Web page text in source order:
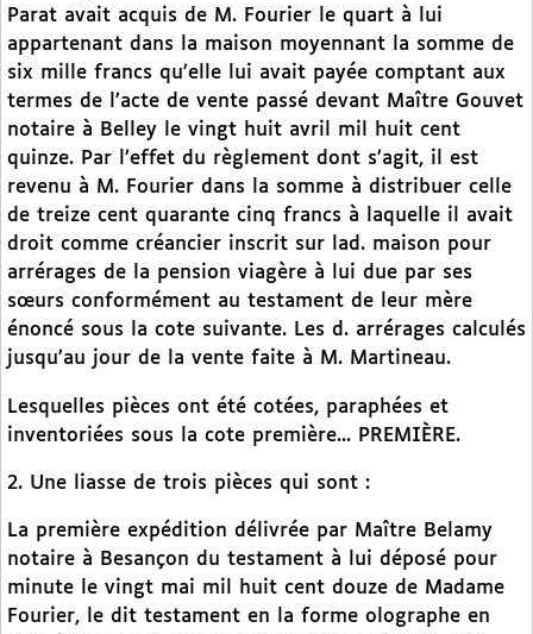
Parat avait acquis de M. Fourier le quart à lui
appartenant dans la maison moyennant la somme de
six mille francs qu’elle lui avait payée comptant aux
termes de l’acte de vente passé devant Maître Gouvet
notaire à Belley le vingt huit avril mil huit cent
quinze. Par l’effet du règlement dont s’agit, il est
revenu à M. Fourier dans la somme à distribuer celle
de treize cent quarante cinq francs à laquelle il avait
droit comme créancier inscrit sur lad. maison pour
arrérages de la pension viagère à lui due par ses
sœurs conformément au testament de leur mère
énoncé sous la cote suivante. Les d. arrérages calculés
jusqu’au jour de la vente faite à M. Martineau.
Lesquelles pièces ont été cotées, paraphées et
inventoriées sous la cote première... PREMIÈRE.
2. Une liasse de trois pièces qui sont :
La première expédition délivrée par Maître Belamy
notaire à Besançon du testament à lui déposé pour
minute le vingt mai mil huit cent douze de Madame
Fourier, le dit testament en la forme olographe en